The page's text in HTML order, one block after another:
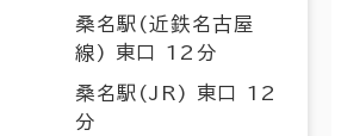
桑名駅(近鉄名古屋
線) 東口 12分
桑名駅(JR) 東口 12
分